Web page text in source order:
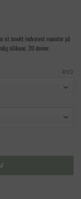
et smukt indvævet mønster på
silikone. 20 denier.
RYD
og mønster